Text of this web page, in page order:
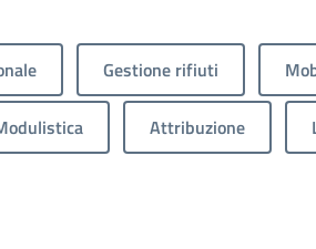
Gestione rifiuti
Attribuzione